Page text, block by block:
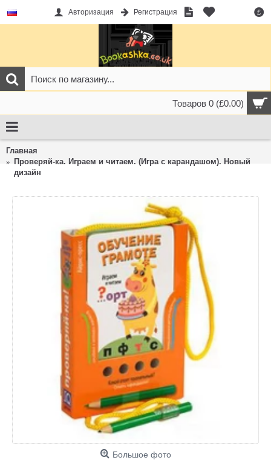
£
Авторизация Регистрация
Товаров 0 (£0.00)
Главная
Проверяй-ка. Играем и читаем. (Игра с карандашом). Новый
дизайн
Большое фото